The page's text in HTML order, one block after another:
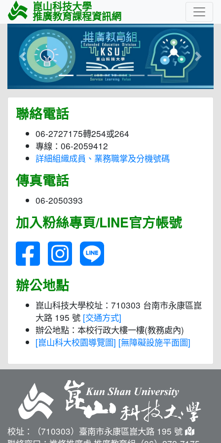
崑山科技大學
推廣教育課程資訊網
Previous Next
聯絡電話
06-2727175轉254或264
專線：06-2059412
詳細組織成員、業務職掌及分機號碼
傳真電話
06-2050393
加入粉絲專頁/LINE官方帳號
辦公地點
崑山科技大學校址：710303 台南市永康區崑
大路 195 號 [交通方式]
辦公地點：本校行政大樓一樓(教務處內)
[崑山科大校園導覽圖] [無障礙設施平面圖]
校址：（710303）臺南市永康區崑大路 195 號